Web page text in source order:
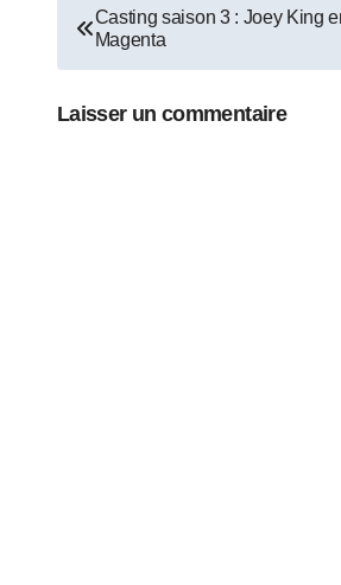
Navigation
de
l’article
Casting saison 3 : Joey King
Magenta
Laisser un commentaire